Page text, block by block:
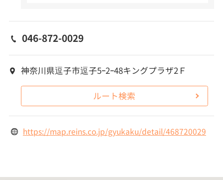
046-872-0029
神奈川県逗子市逗子5ｰ2ｰ48キングプラザ2Ｆ
ルート検索
https://map.reins.co.jp/gyukaku/detail/468720029